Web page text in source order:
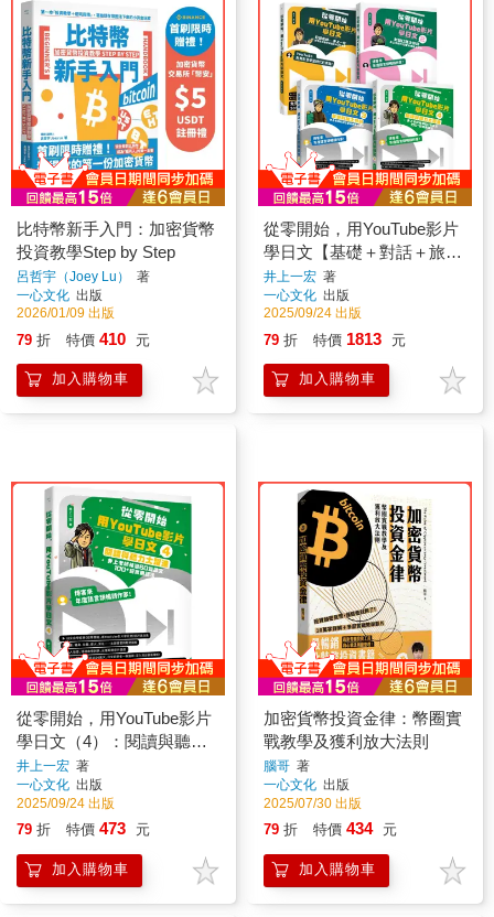
比特幣新手入門：加密貨幣
投資教學Step by Step
呂哲宇（Joey Lu）
著
一心文化 出版
2026/01/09 出版
79 折 特價 410 元
加入購物車
從零開始，用YouTube影片
學日文【基礎＋對話＋旅遊
+閱讀4冊套書】
井上一宏 著
一心文化 出版
2025/09/24 出版
79 折 特價 1813 元
加入購物車
從零開始，用YouTube影片
學日文（4）：閱讀與聽力
大躍進，井上老師精選60篇
課文&100⁺超實用語法
井上一宏 著
一心文化 出版
2025/09/24 出版
79 折 特價 473 元
加入購物車
加密貨幣投資金律：幣圈實
戰教學及獲利放大法則
腦哥 著
一心文化 出版
2025/07/30 出版
79 折 特價 434 元
加入購物車